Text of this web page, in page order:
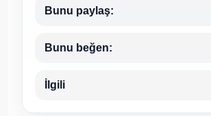
Bunu paylaş:
Bunu beğen:
İlgili